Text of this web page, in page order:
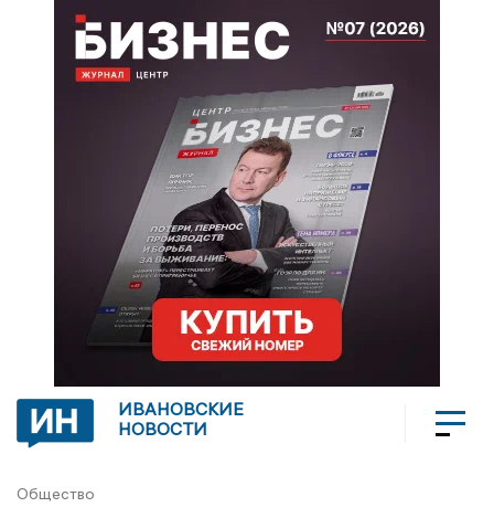
ИВАНОВСКИЕ
НОВОСТИ
Общество